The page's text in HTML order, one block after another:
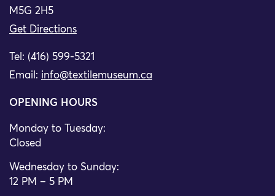
M5G 2H5
Get Directions
Tel: (416) 599-5321
Email: info@textilemuseum.ca
OPENING HOURS
Monday to Tuesday:
Closed
Wednesday to Sunday:
12 PM – 5 PM